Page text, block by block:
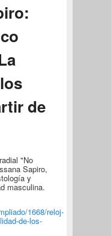
de
"No
Sapiro,
y
masculina.
1668/reloj-
de-los-